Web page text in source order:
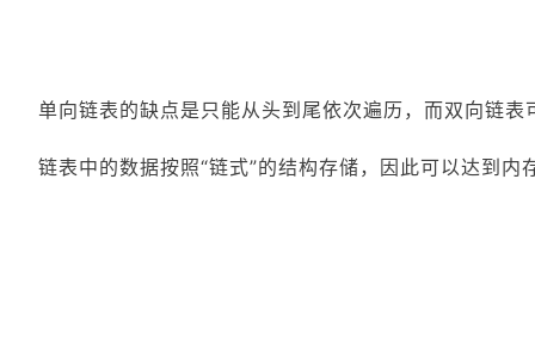
单向链表的缺点是只能从头到尾依次遍历，而双向链
链表中的数据按照“链式”的结构存储，因此可以达到